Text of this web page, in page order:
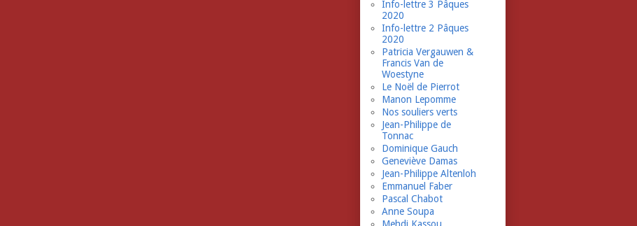
Info-lettre 3 Pâques
2020
Info-lettre 2 Pâques
2020
Patricia Vergauwen &
Francis Van de
Woestyne
Le Noël de Pierrot
Manon Lepomme
Nos souliers verts
Jean-Philippe de
Tonnac
Dominique Gauch
Geneviève Damas
Jean-Philippe Altenloh
Emmanuel Faber
Pascal Chabot
Anne Soupa